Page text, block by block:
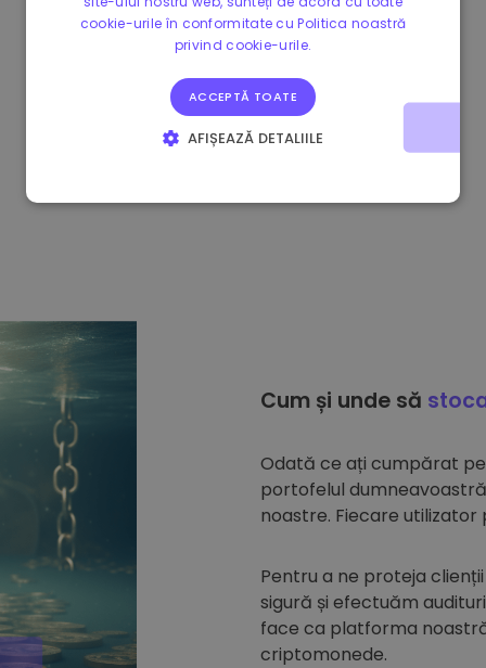
Cum și unde să
Odată ce ați cumpărat pe
portofelul
noastre. Fiecare
Pentru a ne proteja
sigură și efectuăm
face ca platforma
criptomonede.
cookie-urile în conformitate cu Politica noastră
privind cookie-urile.
ACCEPTĂ TOATE
AFIȘEAZĂ DETALIILE